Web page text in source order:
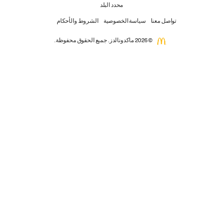
محدد البلد
تواصل معنا سياسة الخصوصية الشروط والأحكام
© 2026 ماكدونالدز. جميع الحقوق محفوظة.